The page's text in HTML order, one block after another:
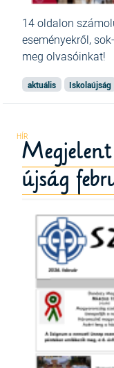
14 oldalon
eseményekről,
meg olvasóinkat!
aktuális Iskolaújság
újság